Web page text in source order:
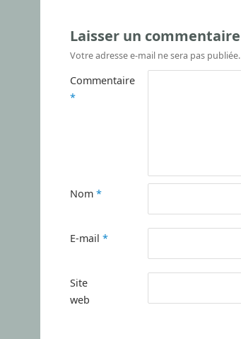
Laisser un commentaire
Votre adresse e-mail ne sera pas publiée.
Commentaire
*
Nom *
E-mail *
Site
web